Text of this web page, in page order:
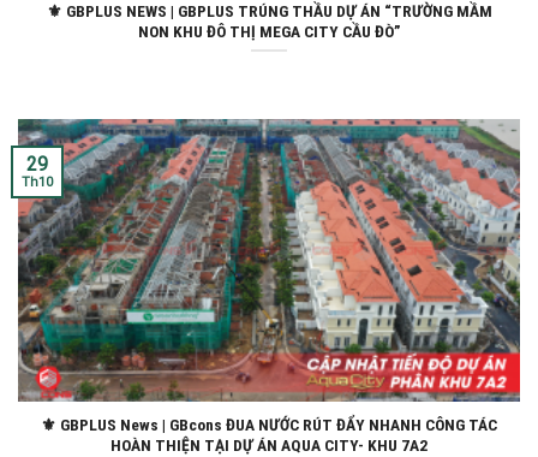
⚜ GBPLUS NEWS | GBPLUS TRÚNG THẦU DỰ ÁN “TRƯỜNG MẦM
NON KHU ĐÔ THỊ MEGA CITY CẦU ĐÒ”
⚜️ GBPLUS News | GBcons ĐUA NƯỚC RÚT ĐẨY NHANH CÔNG TÁC
HOÀN THIỆN TẠI DỰ ÁN AQUA CITY- KHU 7A2
29
Th10